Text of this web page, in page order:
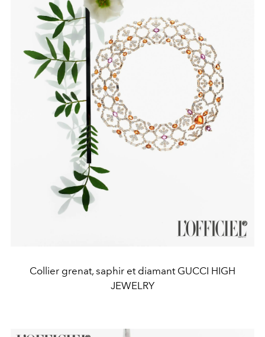
Collier grenat, saphir et diamant GUCCI HIGH
JEWELRY